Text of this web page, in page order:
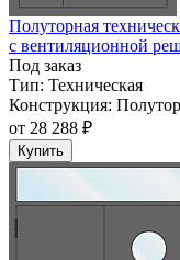
Полуторная
с вентиляционной
Под заказ
Тип: Техническая
Конструкция:
от 28 288 ₽
Купить